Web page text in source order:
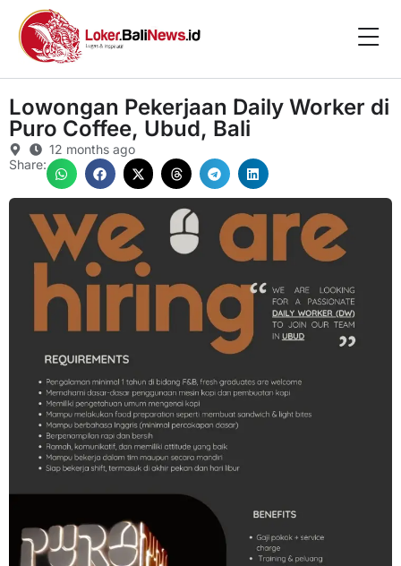
Lowongan Pekerjaan Daily Worker di
Puro Coffee, Ubud, Bali
12 months ago
Share: